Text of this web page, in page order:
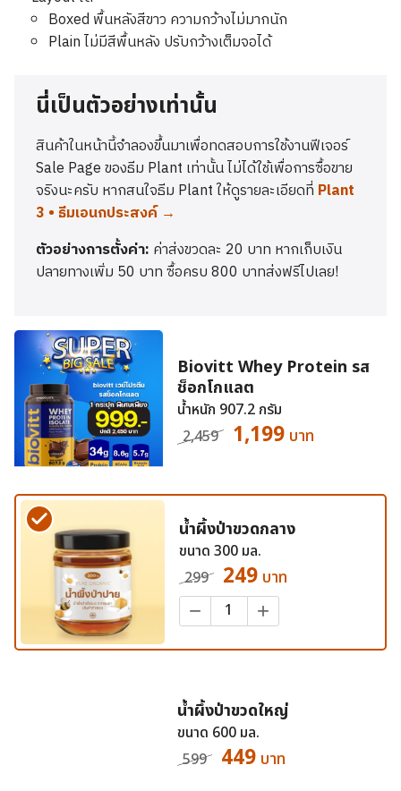
Boxed พื้นหลังสีขาว ความกว้างไม่มากนัก
Plain ไม่มีสีพื้นหลัง ปรับกว้างเต็มจอได้
นี่เป็นตัวอย่างเท่านั้น
สินค้าในหน้านี้จำลองขึ้นมาเพื่อทดสอบการใช้งานฟีเจอร์
Sale Page ของธีม Plant เท่านั้น ไม่ได้ใช้เพื่อการซื้อขาย
จริงนะครับ หากสนใจธีม Plant ให้ดูรายละเอียดที่ Plant
3 • ธีมเอนกประสงค์ →
ตัวอย่างการตั้งค่า: ค่าส่งขวดละ 20 บาท หากเก็บเงิน
ปลายทางเพิ่ม 50 บาท ซื้อครบ 800 บาทส่งฟรีไปเลย!
Biovitt Whey Protein รส
ช็อกโกแลต
น้ำหนัก 907.2 กรัม
2,459
1,199 บาท
น้ำผึ้งป่าขวดกลาง
ขนาด 300 มล.
299
249บาท
−
+
น้ำผึ้งป่าขวดใหญ่
ขนาด 600 มล.
599
449 บาท